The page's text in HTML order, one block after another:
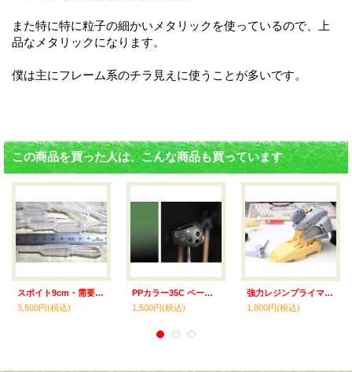
また特に特に粒子の細かいメタリックを使っているので、上
品なメタリックになります。
僕は主にフレーム系のチラ見えに使うことが多いです。
この商品を買った人は、こんな商品も買っています
スポイト9cm・需要家セット 100本入
3,500円(税込)
PPカラー35C ペールグリーンメタリックC
1,500円(税込)
強力レジンプライマー 30ml
1,800円(税込)